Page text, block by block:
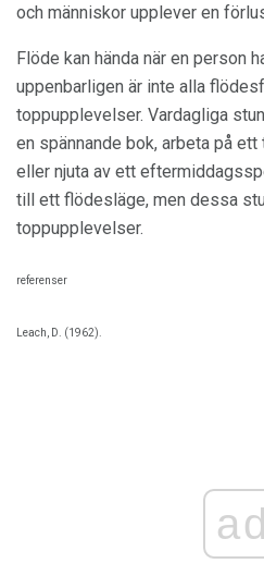
och människor upplever en
Flöde kan hända när en person
uppenbarligen är inte alla
toppupplevelser. Vardagliga
en spännande bok, arbeta på
eller njuta av ett
till ett flödesläge, men dessa
toppupplevelser.
referenser
Leach, D. (1962).
ad